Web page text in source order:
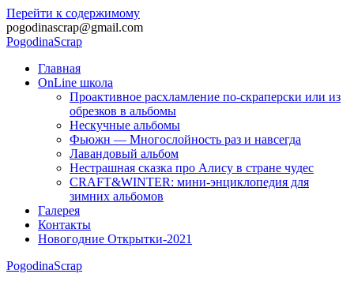
Перейти к содержимому
pogodinascrap@gmail.com
PogodinaScrap
Главная
OnLine школа
Проактивное расхламление по-скраперски или из
обрезков в альбомы
Нескучные альбомы
Фьюжн — Многослойность раз и навсегда
Лавандовый альбом
Нестрашная сказка про Алису в стране чудес
CRAFT&WINTER: мини-энциклопедия для
зимних альбомов
Галерея
Контакты
Новогодние Открытки-2021
PogodinaScrap